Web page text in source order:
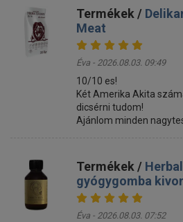
Termékek /
Meat
Éva - 2026.08.03. 09:49
10/10 es!
Két Amerika Akita
dicsérni tudom!
Ajánlom minden
Termékek /
gyógygomba
Éva - 2026.08.03. 07:52